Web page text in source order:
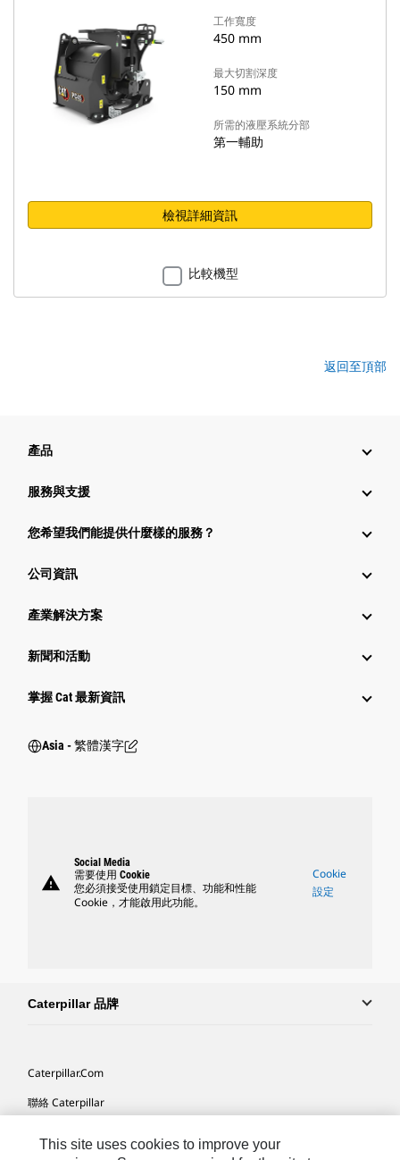
工作寬度
450 mm
最大切割深度
150 mm
所需的液壓系統分部
第一輔助
檢視詳細資訊
比較機型
返回至頂部
產品
服務與支援
您希望我們能提供什麼樣的服務？
公司資訊
產業解決方案
新聞和活動
掌握 Cat 最新資訊
Asia - 繁體漢字
warning
Social Media
需要使用 Cookie
您必須接受使用鎖定目標、功能和性能
Cookie，才能啟用此功能。
Cookie
設定
Caterpillar 品牌
Caterpillar.com
聯絡 Caterpillar
This site uses cookies to improve your